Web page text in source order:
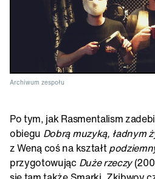
Archiwum zespołu
Po tym, jak Rasmentalism
obiegu Dobrą muzyką, ładnym
z Weną coś na kształt
przygotowując Duże rzeczy